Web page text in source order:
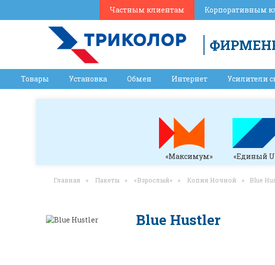
Частным клиентам Корпоративным
Товары Установка Обмен Интернет Усилители
«Максимум» «Единый
Главная » Пакеты » «Взрослый» » Копия Ночной » Blue
Blue Hustler